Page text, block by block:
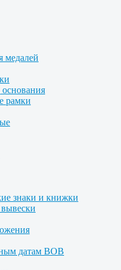
медалей
рамки
знаки и книжки
датам ВОВ